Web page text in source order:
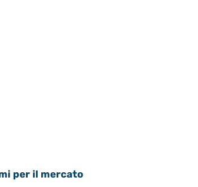
per il mercato